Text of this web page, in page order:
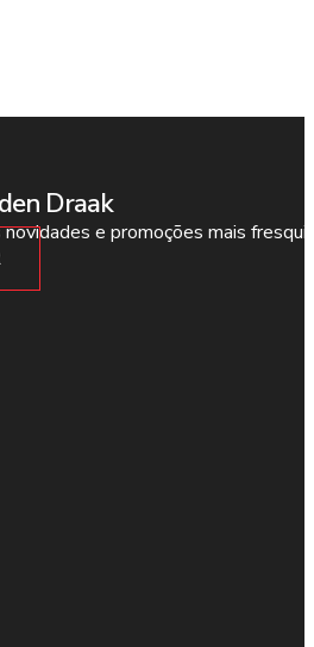
Draak
novidades e promoções mais